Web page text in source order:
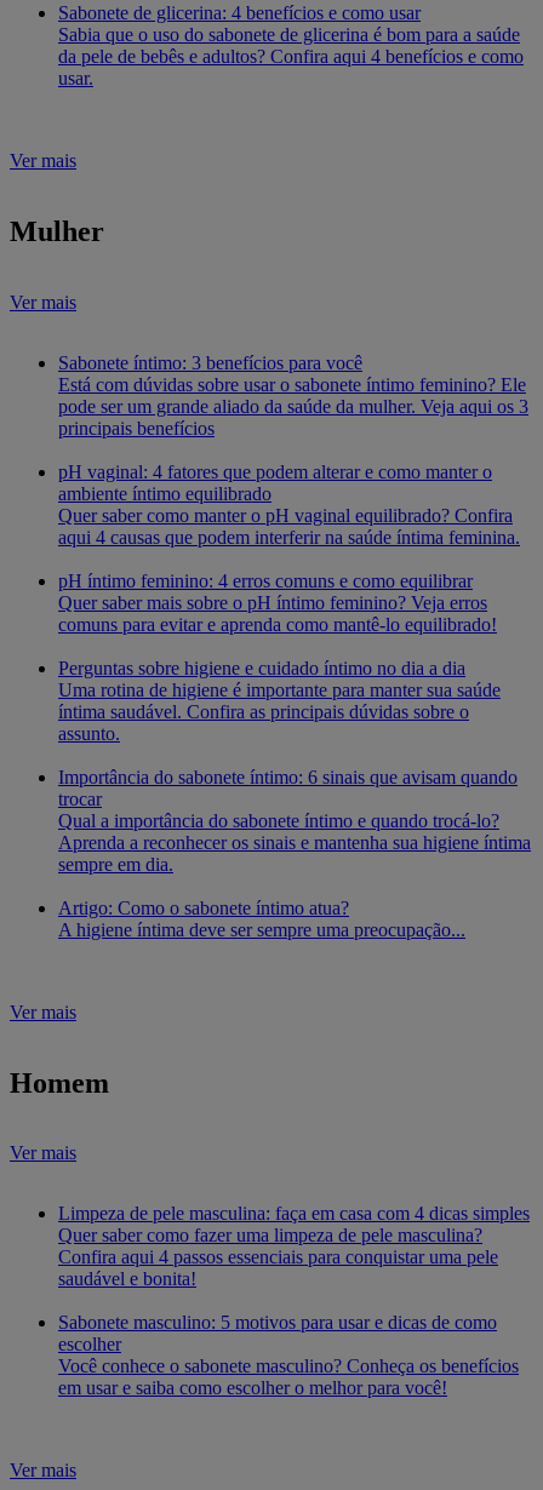
Sabonete de glicerina: 4 benefícios e como usar
Sabia que o uso do sabonete de glicerina é bom para a saúde
da pele de bebês e adultos? Confira aqui 4 benefícios e como
usar.
Ver mais
Mulher
Ver mais
Sabonete íntimo: 3 benefícios para você
Está com dúvidas sobre usar o sabonete íntimo feminino? Ele
pode ser um grande aliado da saúde da mulher. Veja aqui os 3
principais benefícios
pH vaginal: 4 fatores que podem alterar e como manter o
ambiente íntimo equilibrado
Quer saber como manter o pH vaginal equilibrado? Confira
aqui 4 causas que podem interferir na saúde íntima feminina.
pH íntimo feminino: 4 erros comuns e como equilibrar
Quer saber mais sobre o pH íntimo feminino? Veja erros
comuns para evitar e aprenda como mantê-lo equilibrado!
Perguntas sobre higiene e cuidado íntimo no dia a dia
Uma rotina de higiene é importante para manter sua saúde
íntima saudável. Confira as principais dúvidas sobre o
assunto.
Importância do sabonete íntimo: 6 sinais que avisam quando
trocar
Qual a importância do sabonete íntimo e quando trocá-lo?
Aprenda a reconhecer os sinais e mantenha sua higiene íntima
sempre em dia.
Artigo: Como o sabonete íntimo atua?
A higiene íntima deve ser sempre uma preocupação...
Ver mais
Homem
Ver mais
Limpeza de pele masculina: faça em casa com 4 dicas simples
Quer saber como fazer uma limpeza de pele masculina?
Confira aqui 4 passos essenciais para conquistar uma pele
saudável e bonita!
Sabonete masculino: 5 motivos para usar e dicas de como
escolher
Você conhece o sabonete masculino? Conheça os benefícios
em usar e saiba como escolher o melhor para você!
Ver mais